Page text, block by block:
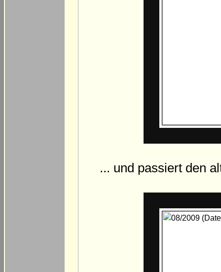
... und passiert den